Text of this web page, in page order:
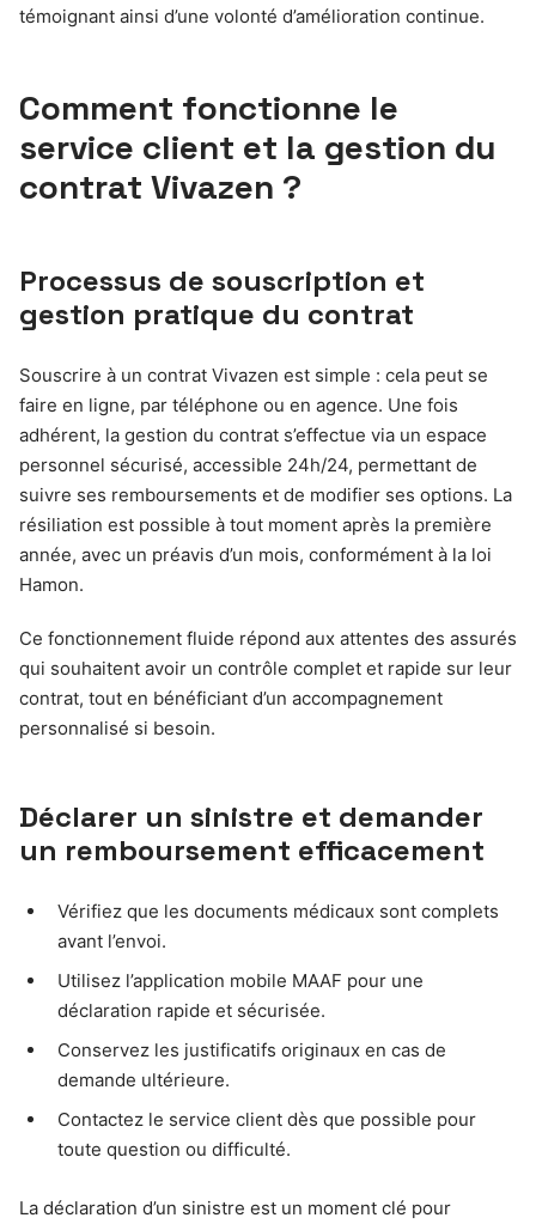
témoignant ainsi d’une volonté d’amélioration continue.
Comment fonctionne le
service client et la gestion du
contrat Vivazen ?
Processus de souscription et
gestion pratique du contrat
Souscrire à un contrat Vivazen est simple : cela peut se
faire en ligne, par téléphone ou en agence. Une fois
adhérent, la gestion du contrat s’effectue via un espace
personnel sécurisé, accessible 24h/24, permettant de
suivre ses remboursements et de modifier ses options. La
résiliation est possible à tout moment après la première
année, avec un préavis d’un mois, conformément à la loi
Hamon.
Ce fonctionnement fluide répond aux attentes des assurés
qui souhaitent avoir un contrôle complet et rapide sur leur
contrat, tout en bénéficiant d’un accompagnement
personnalisé si besoin.
Déclarer un sinistre et demander
un remboursement efficacement
Vérifiez que les documents médicaux sont complets
avant l’envoi.
Utilisez l’application mobile MAAF pour une
déclaration rapide et sécurisée.
Conservez les justificatifs originaux en cas de
demande ultérieure.
Contactez le service client dès que possible pour
toute question ou difficulté.
La déclaration d’un sinistre est un moment clé pour